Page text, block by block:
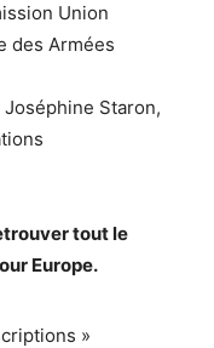
Union
des Armées
Staron,
tout le
Europe.
»